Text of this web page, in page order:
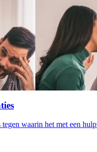
waarin het met een